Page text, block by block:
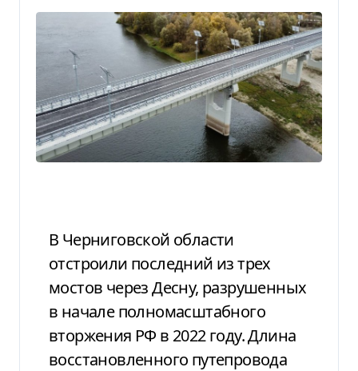
В Черниговской области
отстроили последний из трех
мостов через Десну, разрушенных
в начале полномасштабного
вторжения РФ в 2022 году. Длина
восстановленного путепровода